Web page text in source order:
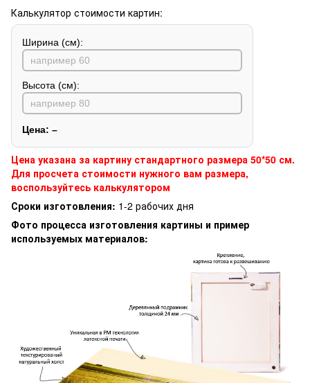
Калькулятор стоимости картин:
Ширина (см):
Высота (см):
Цена: –
Цена указана за картину стандартного размера 50*50 см.
Для просчета стоимости нужного вам размера,
воспользуйтесь калькулятором
Сроки изготовления: 1-2 рабочих дня
Фото процесса изготовления картины и пример
используемых материалов: